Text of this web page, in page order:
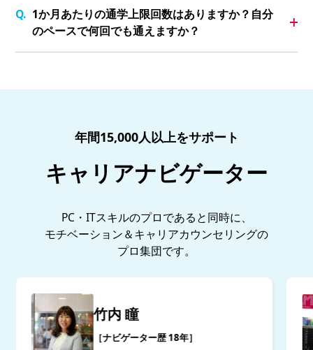
1か月あたりの通学上限回数はありますか？自分
のペースで何回でも通えますか？
年間15,000人以上をサポート
キャリアナビゲーター
PC・ITスキルのプロであると同時に、
モチベーション＆キャリアカウンセリングの
プロ集団です。
竹内 瞳
［ナビゲーター歴 18年］